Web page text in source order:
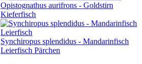
Opistognathus aurifrons - Goldstirn
Kieferfisch
Synchiropus splendidus - Mandarinfisch
Leierfisch Pärchen